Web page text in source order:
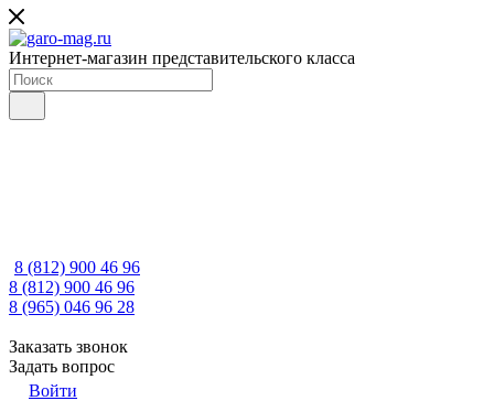
Интернет-магазин представительского класса
8 (812) 900 46 96
8 (812) 900 46 96
8 (965) 046 96 28
Заказать звонок
Задать вопрос
Войти